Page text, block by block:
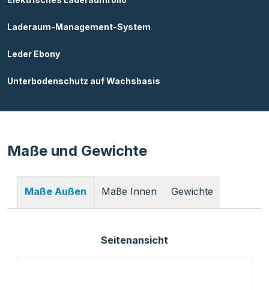
Laderaum-Management-System
Leder Ebony
Unterbodenschutz auf Wachsbasis
Maße und Gewichte
Maße Außen Maße Innen Gewichte
Seitenansicht